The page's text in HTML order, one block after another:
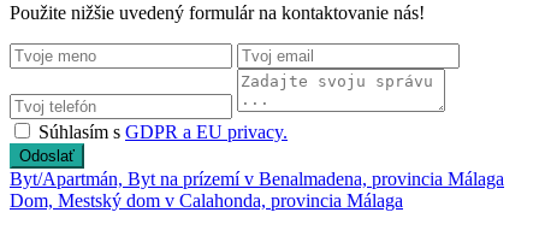
Použite nižšie uvedený formulár na kontaktovanie nás!
Súhlasím s GDPR a EU privacy.
Odoslať
Byt/Apartmán, Byt na prízemí v Benalmadena, provincia Málaga
Dom, Mestský dom v Calahonda, provincia Málaga